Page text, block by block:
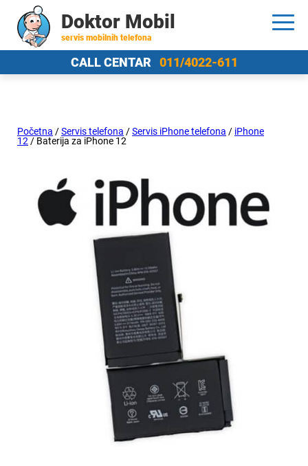
Doktor Mobil
servis mobilnih telefona
CALL CENTAR 011/4022-611
Početna /Servis telefona /Servis iPhone telefona / iPhone
12 / Baterija za iPhone 12